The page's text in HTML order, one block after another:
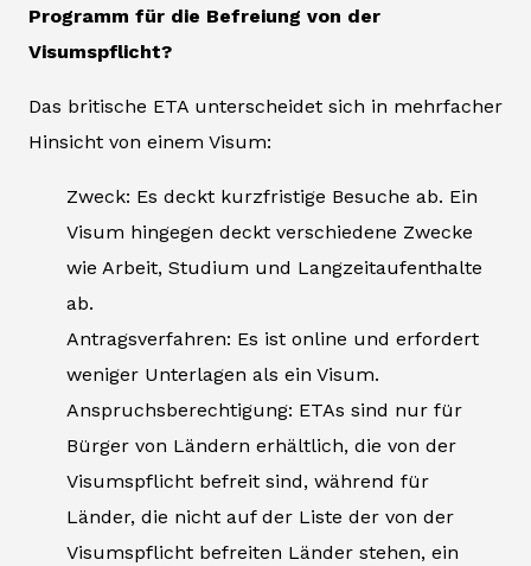
Programm für die Befreiung von der
Visumspflicht?
Das britische ETA unterscheidet sich in mehrfacher
Hinsicht von einem Visum:
Zweck: Es deckt kurzfristige Besuche ab. Ein
Visum hingegen deckt verschiedene Zwecke
wie Arbeit, Studium und Langzeitaufenthalte
ab.
Antragsverfahren: Es ist online und erfordert
weniger Unterlagen als ein Visum.
Anspruchsberechtigung: ETAs sind nur für
Bürger von Ländern erhältlich, die von der
Visumspflicht befreit sind, während für
Länder, die nicht auf der Liste der von der
Visumspflicht befreiten Länder stehen, ein